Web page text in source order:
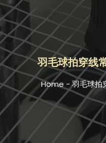
羽毛球拍穿线
Home -羽毛球拍